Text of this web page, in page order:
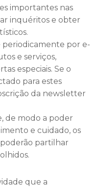
importantes nas
inquéritos e obter
por e-
e serviços,
especiais. Se o
para estes
da newsletter
de modo a poder
e cuidado, os
partilhar
que a